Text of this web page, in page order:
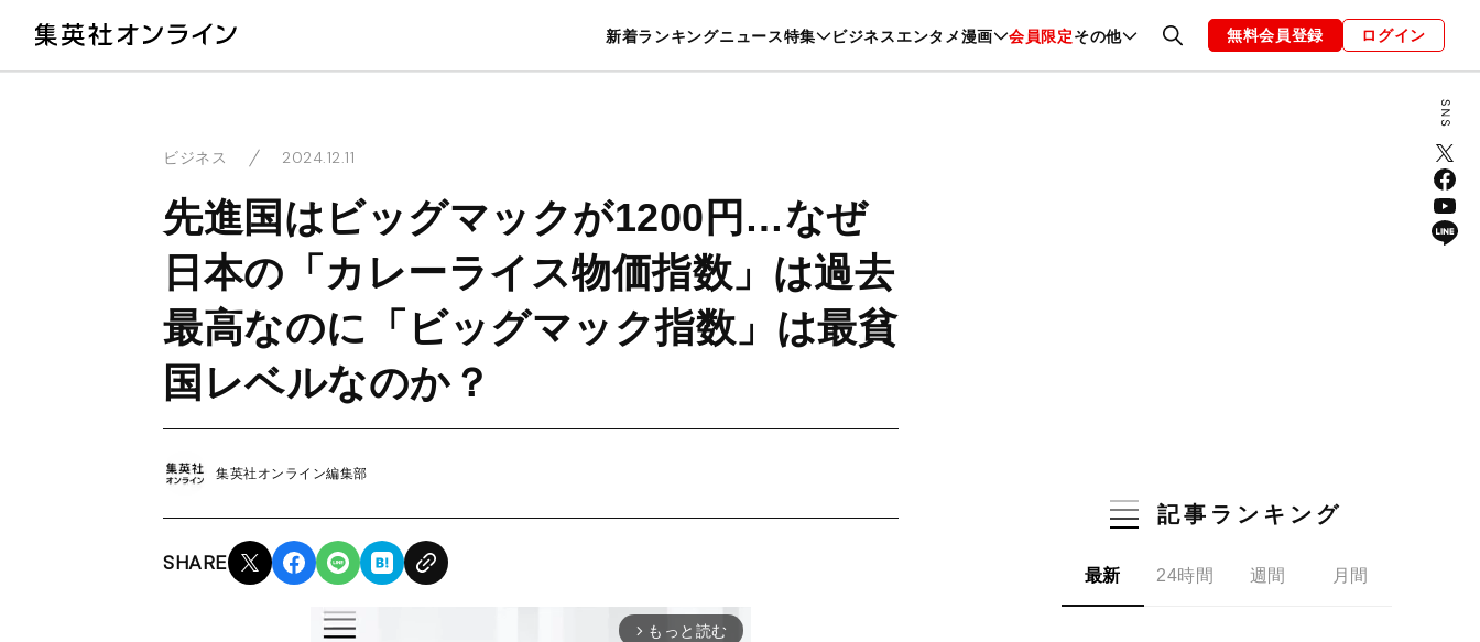
新着ランキングニュース特集 ビジネスエンタメ漫画 会員限定その他
暮らし スポーツ ヘルスケア 美容 グルメ ファッション 恋愛・結婚 編集部 お知らせ
無料会員登録 ログイン
ビジネス 2024.12.11
先進国はビッグマックが1200円…なぜ
日本の「カレーライス物価指数」は過去
最高なのに「ビッグマック指数」は最貧
国レベルなのか？
集英社オンライン編集部
SHARE
arrow_forward_ios もっと読む
記事ランキング
最新 24時間 週間 月間